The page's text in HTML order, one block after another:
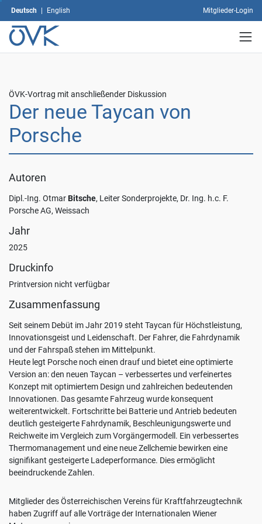
Mit
dem
Klick
auf
erklären
sich
mit
der
Cookies
Ihre
Einwilligung
können
Sie
jederzeit
Wirkung
für
Zukunft
widerrufen,
indem
Sie
Ihre
Einstellungen
ändern.
Weitere
Informationen
zum
Thema
Datenschutz
finden
Sie
.
Benutzerdefinierte
Deutsch | English Mitglieder-Login
ÖVK-Vortrag mit anschließender Diskussion
Der neue Taycan von
Porsche
Autoren
Dipl.-Ing. OtmarBitsche, Leiter Sonderprojekte, Dr. Ing. h.c. F.
Porsche AG, Weissach
Jahr
2025
Druckinfo
Printversion nicht verfügbar
Zusammenfassung
Seit seinem Debüt im Jahr 2019 steht Taycan für Höchstleistung,
Innovationsgeist und Leidenschaft. Der Fahrer, die Fahrdynamik
und der Fahrspaß stehen im Mittelpunkt.
Heute legt Porsche noch einen drauf und bietet eine optimierte
Version an: den neuen Taycan – verbessertes und verfeinertes
Konzept mit optimiertem Design und zahlreichen bedeutenden
Innovationen. Das gesamte Fahrzeug wurde konsequent
weiterentwickelt. Fortschritte bei Batterie und Antrieb bedeuten
deutlich gesteigerte Fahrdynamik, Beschleunigungswerte und
Reichweite im Vergleich zum Vorgängermodell. Ein verbessertes
Thermomanagement und eine neue Zellchemie bewirken eine
signifikant gesteigerte Ladeperformance. Dies ermöglicht
beeindruckende Zahlen.
Mitglieder des Österreichischen Vereins für Kraftfahrzeugtechnik
haben Zugriff auf alle Vorträge der Internationalen Wiener